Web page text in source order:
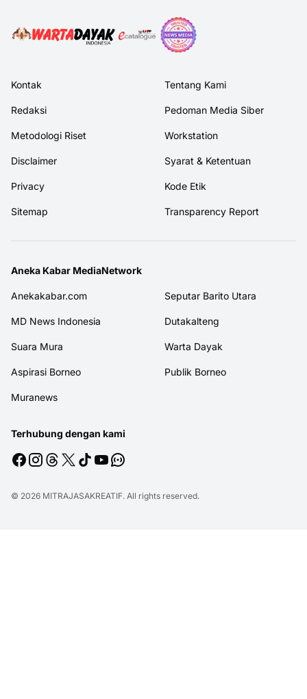
Kontak Tentang Kami
Redaksi Pedoman Media Siber
Metodologi Riset Workstation
Disclaimer Syarat & Ketentuan
Privacy Kode Etik
Sitemap Transparency Report
Aneka Kabar MediaNetwork
Anekakabar.com Seputar Barito Utara
MD News Indonesia Dutakalteng
Suara Mura Warta Dayak
Aspirasi Borneo Publik Borneo
Muranews
Terhubung dengan kami
© 2026 MITRAJASAKREATIF. All rights reserved.